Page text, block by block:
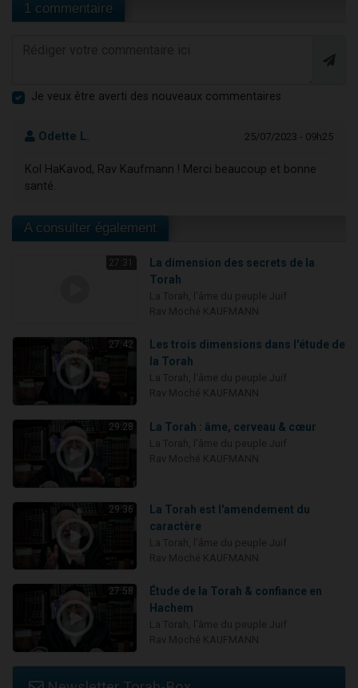
1 commentaire
Je veux être averti des nouveaux commentaires
Odette L. 25/07/2023 - 09h25
Kol HaKavod, Rav Kaufmann ! Merci beaucoup et bonne
santé.
A consulter également
27:31
La dimension des secrets de la
Torah
27:42
Les trois dimensions dans l'étude de
la Torah
29:28 La Torah : âme, cerveau & cœur
29:36
La Torah est l'amendement du
caractère
27:58
Étude de la Torah & confiance en
Hachem